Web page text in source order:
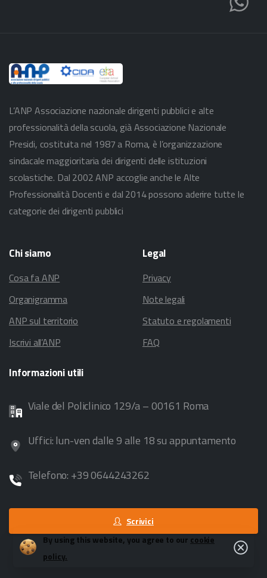
L’ANP Associazione nazionale dirigenti pubblici e alte
professionalità della scuola, già Associazione Nazionale
Presidi, costituita nel 1987 a Roma, è l’organizzazione
sindacale maggioritaria dei dirigenti delle istituzioni
scolastiche. Dal 2002 ANP accoglie anche le Alte
Professionalità Docenti e dal 2014 possono aderire tutte le
categorie dei dirigenti pubblici
Chisiamo
Cosa fa ANP
Organigramma
ANP sul territorio
Iscrivi all’ANP
Legal
Privacy
Note legali
Statuto e regolamenti
FAQ
Informazioniutili
Viale del Policlinico 129/a – 00161 Roma
Uffici: lun-ven dalle 9 alle 18 su appuntamento
Telefono: +39 0644243262
Scrivici
By using this website, you agree to our cookie
policy.
Close